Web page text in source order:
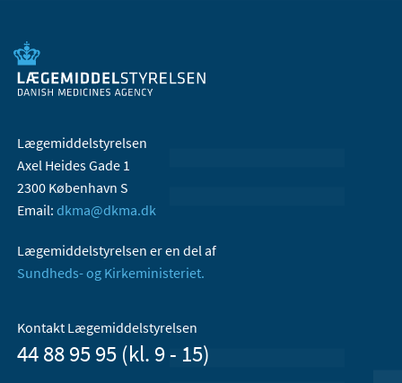
Lægemiddelstyrelsen
Axel Heides Gade 1
2300 København S
Email: dkma@dkma.dk
Lægemiddelstyrelsen er en del af
Sundheds- og Kirkeministeriet.
Kontakt Lægemiddelstyrelsen
44 88 95 95 (kl. 9 - 15)